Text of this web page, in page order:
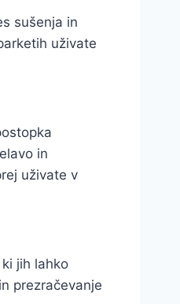
sušenja in
uživate
in
uživate v
jih lahko
prezračevanje